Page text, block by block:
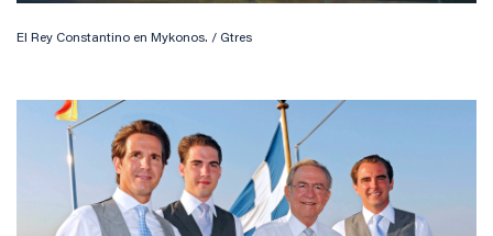
El Rey Constantino en Mykonos. / Gtres